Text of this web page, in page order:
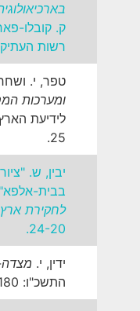
ק. קובלו-
רשות העתיקות, 2021:
טפר, י.
ומערכות
25.
יבין, ש.
בבית-אלפא"
לחקירת
24-20.
ידין, י.
התשכ"ו: 191-180.